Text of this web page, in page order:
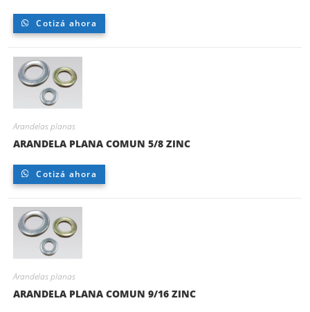
Cotizá ahora
Arandelas planas
ARANDELA PLANA COMUN 5/8 ZINC
Cotizá ahora
Arandelas planas
ARANDELA PLANA COMUN 9/16 ZINC